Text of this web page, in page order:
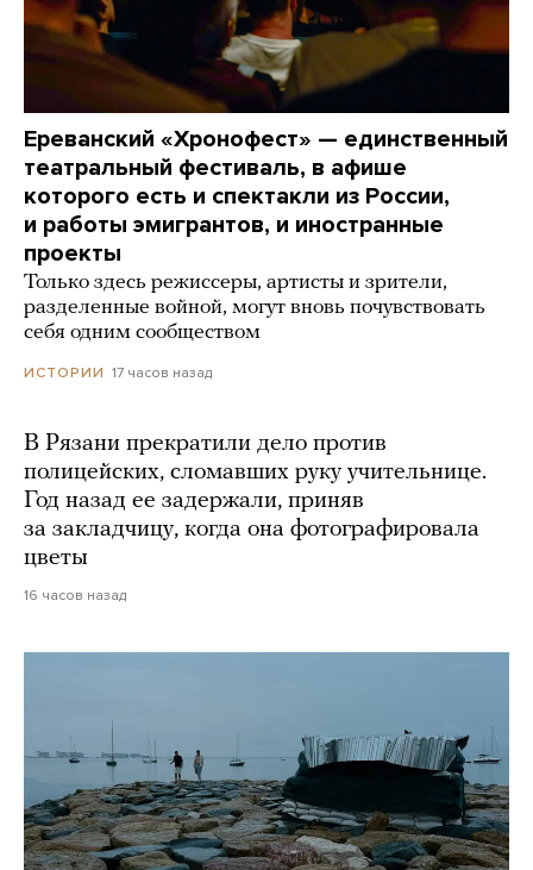
Ереванский «Хронофест» — единственный
театральный фестиваль, в афише
которого есть и спектакли из России,
и работы эмигрантов, и иностранные
проекты
Только здесь режиссеры, артисты и зрители,
разделенные войной, могут вновь почувствовать
себя одним сообществом
ИСТОРИИ 17 часов назад
В Рязани прекратили дело против
полицейских, сломавших руку учительнице.
Год назад ее задержали, приняв
за закладчицу, когда она фотографировала
цветы
16 часов назад